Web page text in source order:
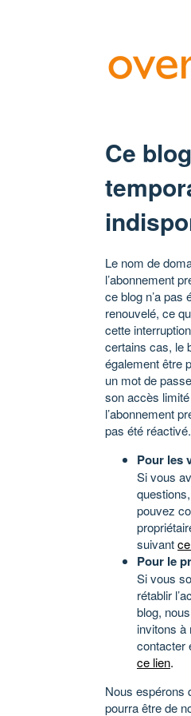
Ce
Le nom de
l’abonnement
ce blog n’a pas
renouvelé, ce
cette
certains cas, le
également être
un mot de
son accès
l’abonnement
pas été réactivé.
Pour les
Si vous
pouvez
suivant
Pour le
Si vous
rétablir
blog,
invitons à
contacter
ce lien.
Nous espérons
pourra être de